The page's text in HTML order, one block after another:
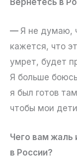
Вернетесь в
— Я не думаю,
кажется, что
умрет, будет
Я больше
я был готов
чтобы мои
Чего вам жаль
в России?